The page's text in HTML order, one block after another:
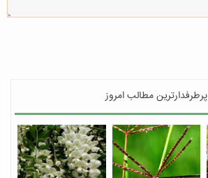
پرطرفدارترین مطالب امروز